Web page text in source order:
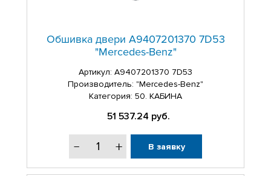
Обшивка двери A9407201370 7D53
"Mercedes-Benz"
Артикул: A9407201370 7D53
Производитель: "Mercedes-Benz"
Категория: 50. КАБИНА
51 537.24 руб.
В заявку